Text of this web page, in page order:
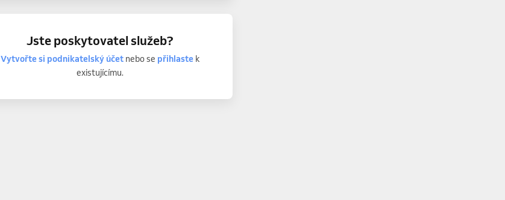
Jste poskytovatel služeb?
Vytvořte si podnikatelský účetnebo se přihlastek
existujícímu.